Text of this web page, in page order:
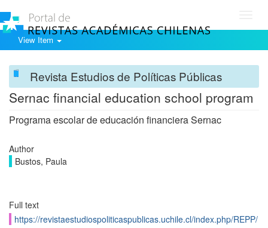
View Item
Revista Estudios de Políticas Públicas
Sernac financial education school program
Programa escolar de educación financiera Sernac
Author
Bustos, Paula
Full text
https://revistaestudiospoliticaspublicas.uchile.cl/index.php/REPP/